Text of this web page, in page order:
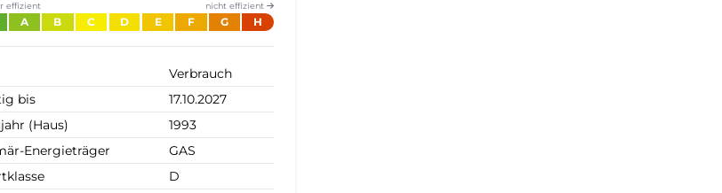
effizient nicht effizient
A B C D E F G H
Verbrauch
bis
17.10.2027
(Haus)
1993
Energieträger
GAS
D